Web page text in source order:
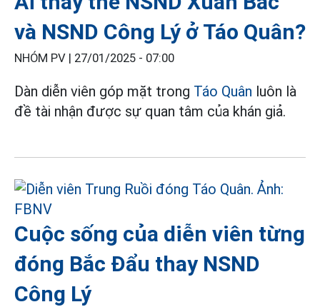
và NSND Công Lý ở Táo Quân?
NHÓM PV | 27/01/2025 - 07:00
Dàn diễn viên góp mặt trong Táo Quân luôn là
đề tài nhận được sự quan tâm của khán giả.
Cuộc sống của diễn viên từng
đóng Bắc Đẩu thay NSND
Công Lý